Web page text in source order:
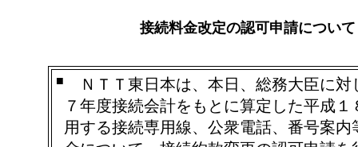
接続料金改定の認可申請について
■
ＮＴＴ東日本は、本日、総務大臣に対
７年度接続会計をもとに算定した平成１
用する接続専用線、公衆電話、番号案内